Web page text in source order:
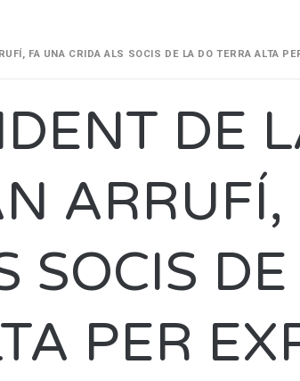
FA UNA CRIDA ALS SOCIS DE LA DO TERRA ALTA
DE
SOCIS
PER